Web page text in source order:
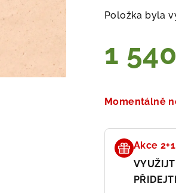
Položka byla
1
cena:
Momentálně
Akce